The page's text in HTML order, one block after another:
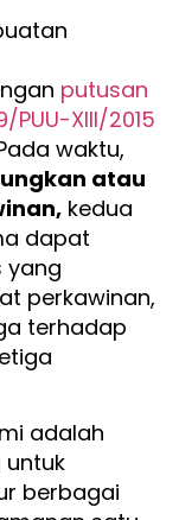
putusan
XIII/2015
waktu,
atau
kedua
dapat
yang
perkawinan,
terhadap
adalah
berbagai